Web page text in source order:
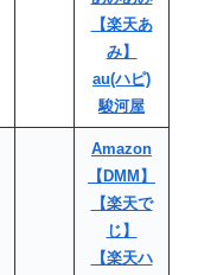
【楽天あ
み】
au(ハピ)
駿河屋
Amazon
【DMM】
【楽天で
じ】
【楽天ハ